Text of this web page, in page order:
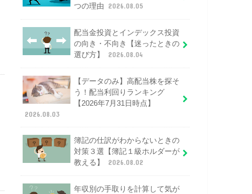
つの理由
2026.08.05
配当金投資とインデックス投資
の向き・不向き【迷ったときの
選び方】
2026.08.04
【データのみ】高配当株を探そ
う！配当利回りランキング
【2026年7月31日時点】
2026.08.03
簿記の仕訳がわからないときの
対策３選【簿記１級ホルダーが
教える】
2026.08.02
年収別の手取りを計算して気が